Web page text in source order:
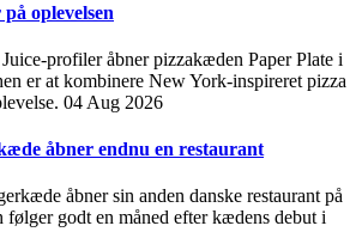
oplevelsen
profiler åbner pizzakæden Paper Plate i
er at kombinere New York-inspireret pizza
04 Aug 2026
åbner endnu en restaurant
åbner sin anden danske restaurant på
godt en måned efter kædens debut i